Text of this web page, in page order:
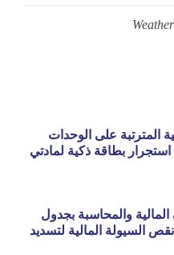
المترتبة على الوحدات
بطاقة ذكية لمادتي
والمحاسبة بجدول
السيولة المالية لتسديد